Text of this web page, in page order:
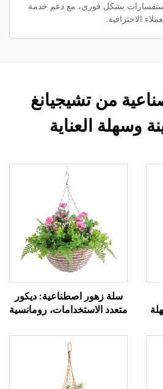
بشكل فوري، مع دعم خدمة
الاحترافية.
من تشيجيانغ
وسهلة العناية
سلة زهور اصطناعية: ديكور
متعدد الاستخدامات، رومانسية